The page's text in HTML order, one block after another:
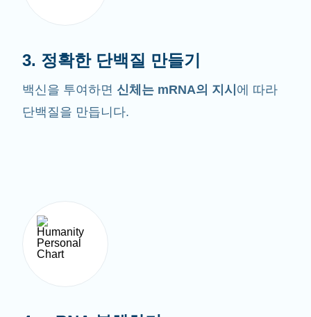
3. 정확한 단백질 만들기
백신을 투여하면 신체는 mRNA의 지시 에 따라
단백질을 만듭니다.